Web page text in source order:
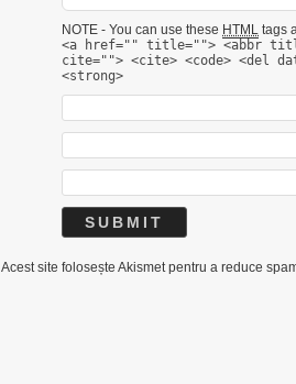
NOTE - You can use these HTML tags
<a href="" title=""> <abbr
cite=""> <cite> <code> <del
<strong>
Acest site folosește Akismet pentru a reduce